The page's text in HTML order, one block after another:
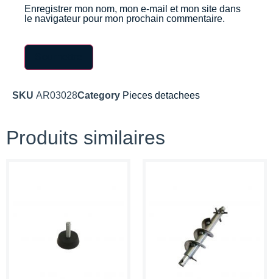
Enregistrer mon nom, mon e-mail et mon site dans
le navigateur pour mon prochain commentaire.
SKU AR03028Category Pieces detachees
Produits similaires